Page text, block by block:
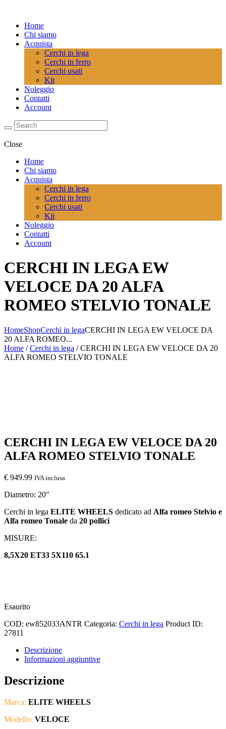
Home
Chi siamo
Acquista
Cerchi in lega
Cerchi in ferro
Cerchi usati
Kit
Noleggio
Contatti
Account
Close
Home
Chi siamo
Acquista
Cerchi in lega
Cerchi in ferro
Cerchi usati
Kit
Noleggio
Contatti
Account
CERCHI IN LEGA EW
VELOCE DA 20 ALFA
ROMEO STELVIO TONALE
HomeShopCerchi in legaCERCHI IN LEGA EW VELOCE DA
20 ALFA ROMEO...
Home /Cerchi in lega / CERCHI IN LEGA EW VELOCE DA 20
ALFA ROMEO STELVIO TONALE
CERCHI IN LEGA EW VELOCE DA 20
ALFA ROMEO STELVIO TONALE
€ 949.99 IVA inclusa
Diametro: 20″
Cerchi in lega ELITE WHEELS dedicato ad Alfa romeo Stelvio e
Alfa romeo Tonale da 20 pollici
MISURE:
8,5X20 ET33 5X110 65.1
Esaurito
COD: ew852033ANTR Categoria: Cerchi in lega Product ID:
27811
Descrizione
Informazioni aggiuntive
Descrizione
Marca: ELITE WHEELS
Modello: VELOCE